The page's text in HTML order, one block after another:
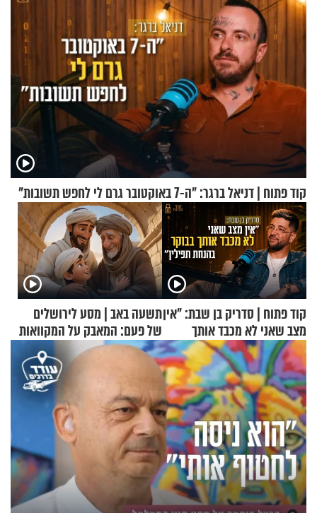
קוד פתוח | דניאל ברגר: "ה-7 באוקטובר גרם לי לחפש תשובות"
קוד פתוח | סדריק בן שבת: "אין
מצב שאני לא מכבד אותך
בבוקר בהנחת תפילין"
תשעה באב | מסע לירושלים
של פעם: המאבק על המקוואות